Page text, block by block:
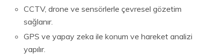
CCTV, drone ve sensörlerle çevresel gözetim
sağlanır.
GPS ve yapay zeka ile konum ve hareket analizi
yapılır.